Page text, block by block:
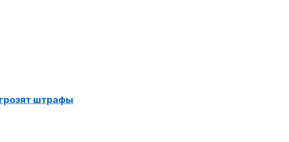
штрафы